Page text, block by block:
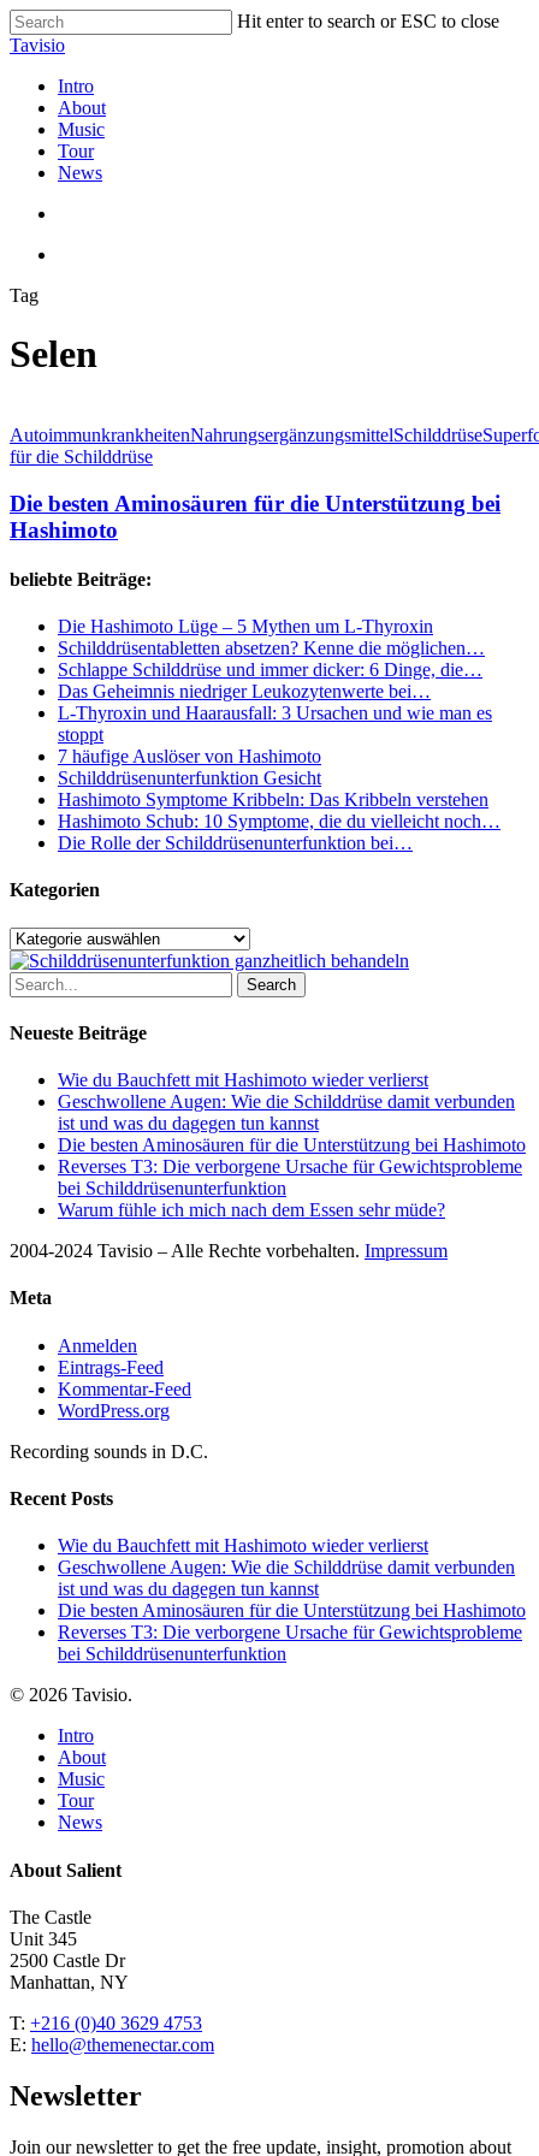
Skip
to
content
Hit enter to search or ESC to close
Close
Tavisio
search
Menu
Intro
About
Music
Tour
News
Tag
Selen
besten
Aminosäuren
die
Unterstützung
bei
AutoimmunkrankheitenNahrungsergänzungsmittelSchilddrüse
für die Schilddrüse
Die besten Aminosäuren für die Unterstützung bei
Hashimoto
beliebte Beiträge:
Die Hashimoto Lüge – 5 Mythen um L-Thyroxin
Schilddrüsentabletten absetzen? Kenne die möglichen…
Schlappe Schilddrüse und immer dicker: 6 Dinge, die…
Das Geheimnis niedriger Leukozytenwerte bei…
L-Thyroxin und Haarausfall: 3 Ursachen und wie man es
stoppt
7 häufige Auslöser von Hashimoto
Schilddrüsenunterfunktion Gesicht
Hashimoto Symptome Kribbeln: Das Kribbeln verstehen
Hashimoto Schub: 10 Symptome, die du vielleicht noch…
Die Rolle der Schilddrüsenunterfunktion bei…
Kategorien
Kategorien
Search
Neueste Beiträge
Wie du Bauchfett mit Hashimoto wieder verlierst
Geschwollene Augen: Wie die Schilddrüse damit verbunden
ist und was du dagegen tun kannst
Die besten Aminosäuren für die Unterstützung bei Hashimoto
Reverses T3: Die verborgene Ursache für Gewichtsprobleme
bei Schilddrüsenunterfunktion
Warum fühle ich mich nach dem Essen sehr müde?
2004-2024 Tavisio – Alle Rechte vorbehalten. Impressum
Meta
Anmelden
Eintrags-Feed
Kommentar-Feed
WordPress.org
Recording sounds in D.C.
Recent Posts
Wie du Bauchfett mit Hashimoto wieder verlierst
Geschwollene Augen: Wie die Schilddrüse damit verbunden
ist und was du dagegen tun kannst
Die besten Aminosäuren für die Unterstützung bei Hashimoto
Reverses T3: Die verborgene Ursache für Gewichtsprobleme
bei Schilddrüsenunterfunktion
© 2026 Tavisio.
Close
Menu
Intro
About
Music
Tour
News
About Salient
The Castle
Unit 345
2500 Castle Dr
Manhattan, NY
T: +216 (0)40 3629 4753
E: hello@themenectar.com
Newsletter
Join our newsletter to get the free update, insight, promotion about